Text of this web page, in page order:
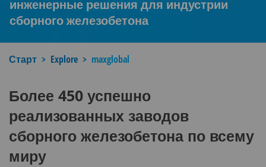
инженерные решения для индустрии
сборного железобетона
Старт Explore maxglobal
Более 450 успешно
реализованных заводов
сборного железобетона по всему
миру